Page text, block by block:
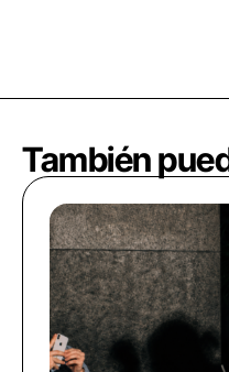
También